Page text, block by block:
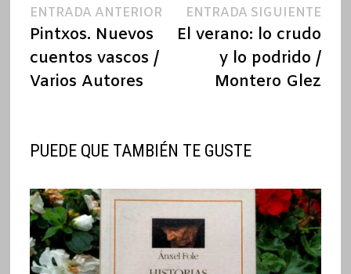
Navegación
de
entradas
ENTRADA ANTERIOREntrada
anterior:
Pintxos. Nuevos
cuentos vascos /
Varios Autores
ENTRADA SIGUIENTE
El verano: lo crudo
y lo podrido /
Montero Glez
PUEDE QUE TAMBIÉN TE GUSTE